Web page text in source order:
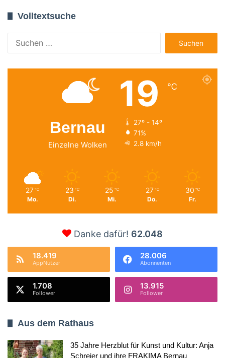
Volltextsuche
nach:
Bernau
Einzelne Wolken
19 ℃
27º - 14º
71%
2.8 km/h
27 ℃
Mo.
23 ℃
Di.
25 ℃
Mi.
27 ℃
Do.
30 ℃
Fr.
Danke dafür! 62.048
18.419
AppNutzer
28.006
Abonnenten
1.708
Follower
13.915
Follower
Aus dem Rathaus
35 Jahre Herzblut für Kunst und Kultur: Anja
Schreier und ihre FRAKIMA Bernau